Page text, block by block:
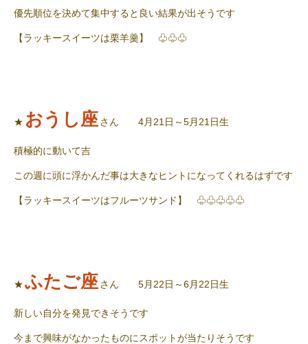
優先順位を決めて集中すると良い結果が出そうです
【ラッキースイーツは栗羊羹】 ♧♧♧
★ おうし座さん 4月21日～5月21日生
積極的に動いて吉
この週に頭に浮かんだ事は大きなヒントになってくれるはずです
【ラッキースイーツはフルーツサンド】 ♧♧♧♧♧
★ふたご座さん 5月22日～6月22日生
新しい自分を発見できそうです
今まで興味がなかったものにスポットが当たりそうです